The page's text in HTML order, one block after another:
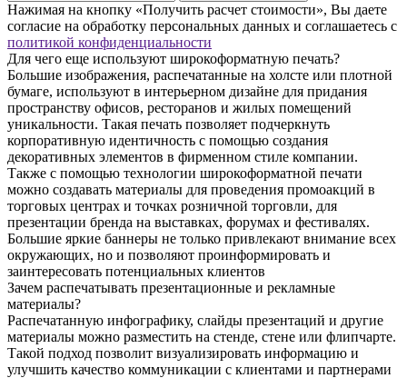
Нажимая на кнопку «Получить расчет стоимости», Вы даете
согласие на обработку персональных данных и соглашаетесь с
политикой конфиденциальности
Для чего еще используют широкоформатную печать?
Большие изображения, распечатанные на холсте или плотной
бумаге, используют в интерьерном дизайне для придания
пространству офисов, ресторанов и жилых помещений
уникальности. Такая печать позволяет подчеркнуть
корпоративную идентичность с помощью создания
декоративных элементов в фирменном стиле компании.
Также с помощью технологии широкоформатной печати
можно создавать материалы для проведения промоакций в
торговых центрах и точках розничной торговли, для
презентации бренда на выставках, форумах и фестивалях.
Большие яркие баннеры не только привлекают внимание всех
окружающих, но и позволяют проинформировать и
заинтересовать потенциальных клиентов
Зачем распечатывать презентационные и рекламные
материалы?
Распечатанную инфографику, слайды презентаций и другие
материалы можно разместить на стенде, стене или флипчарте.
Такой подход позволит визуализировать информацию и
улучшить качество коммуникации с клиентами и партнерами